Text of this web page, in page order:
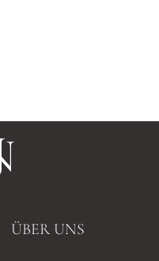
ÜBER UNS